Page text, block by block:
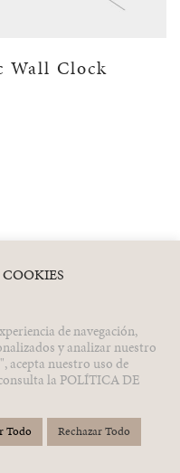
Wall Clock
bySTGO
de navegación,
y analizar nuestro
acepta nuestro uso de
la POLÍTICA DE
Todo Rechazar Todo